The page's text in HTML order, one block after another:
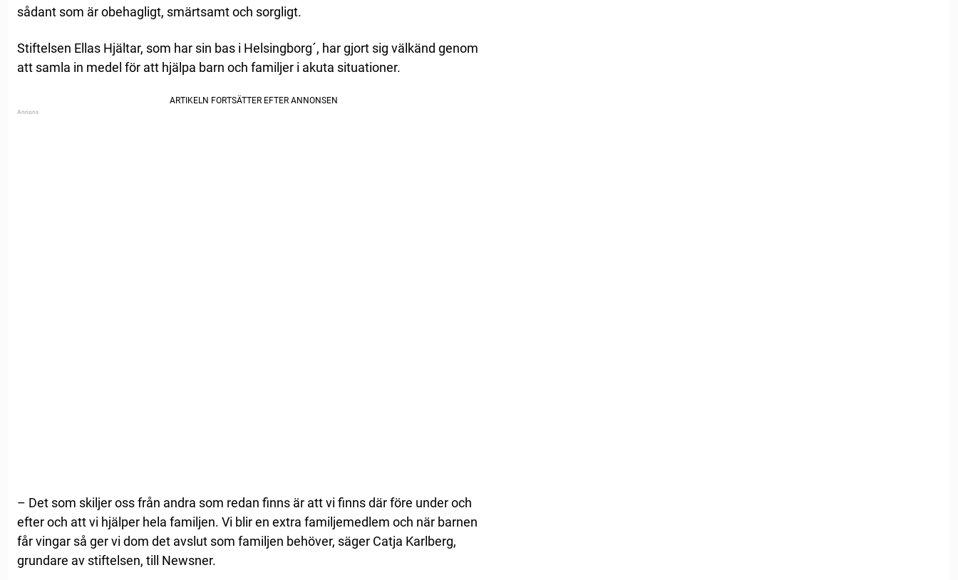
sådant som är obehagligt, smärtsamt och sorgligt.
Stiftelsen Ellas Hjältar, som har sin bas i Helsingborg´, har gjort sig välkänd genom
att samla in medel för att hjälpa barn och familjer i akuta situationer.
– Det som skiljer oss från andra som redan finns är att vi finns där före under och
efter och att vi hjälper hela familjen. Vi blir en extra familjemedlem och när barnen
får vingar så ger vi dom det avslut som familjen behöver, säger Catja Karlberg,
grundare av stiftelsen, till Newsner.